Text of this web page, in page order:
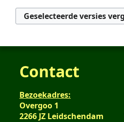
e
n
a
t
n
g
Contact
Bezoekadres:
Overgoo 1
2266 JZ Leidschendam